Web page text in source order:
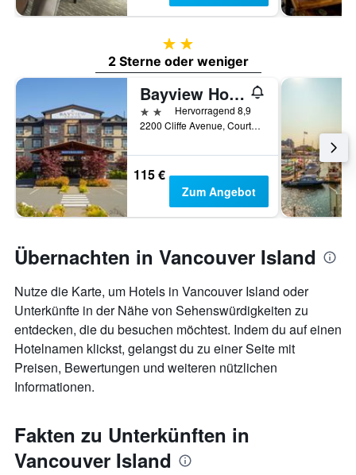
2 Sterne
2 Sterne oder weniger
Bayview Hotel
2 SterneHervorragend 8,9
2200 Cliffe Avenue, Courtenay, BC, Kanada
115 €
Zum Angebot
Übernachten in Vancouver Island
Nutze die Karte, um Hotels in Vancouver Island oder
Unterkünfte in der Nähe von Sehenswürdigkeiten zu
entdecken, die du besuchen möchtest. Indem du auf einen
Hotelnamen klickst, gelangst du zu einer Seite mit
Preisen, Bewertungen und weiteren nützlichen
Informationen.
Fakten zu Unterkünften in
Vancouver Island